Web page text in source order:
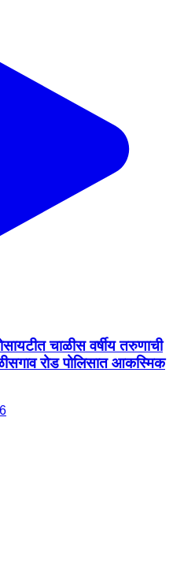
चाळीस वर्षीय तरुणाची
रोड पोलिसात आकस्मिक